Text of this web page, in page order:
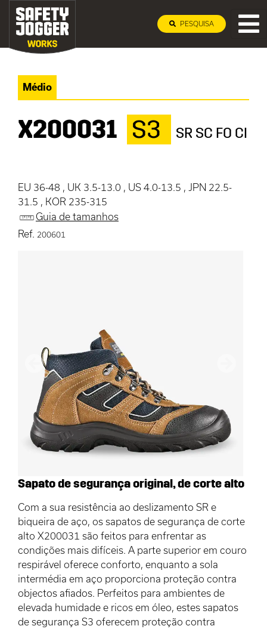
PESQUISA
Médio
X200031 S3 SR SC FO CI
EU 36-48 , UK 3.5-13.0 , US 4.0-13.5 , JPN 22.5-
31.5 , KOR 235-315
Guia de tamanhos
Ref. 200601
Anterior
Sapato de segurança original, de corte alto
Com a sua resistência ao deslizamento SR e
biqueira de aço, os sapatos de segurança de corte
alto X200031 são feitos para enfrentar as
condições mais difíceis. A parte superior em couro
respirável oferece conforto, enquanto a sola
intermédia em aço proporciona proteção contra
objectos afiados. Perfeitos para ambientes de
elevada humidade e ricos em óleo, estes sapatos
de segurança S3 oferecem proteção contra